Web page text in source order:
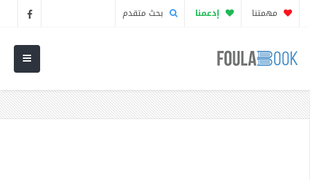
مهمتنا إدعمنا بحث متقدم